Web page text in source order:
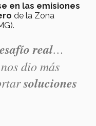
en las emisiones
de la Zona
real…
dio más
soluciones